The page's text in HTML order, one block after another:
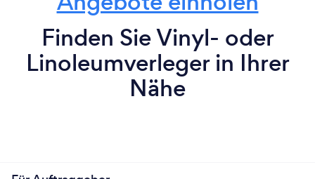
Finden Sie Vinyl- oder
Linoleumverleger in Ihrer
Nähe